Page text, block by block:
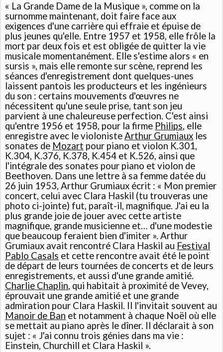
« La Grande Dame de la Musique », comme on la
surnomme maintenant, doit faire face aux
exigences d'une carrière qui effraie et épuise de
plus jeunes qu'elle. Entre 1957 et 1958, elle frôle la
mort par deux fois et est obligée de quitter la vie
musicale momentanément. Elle s'estime alors « en
sursis », mais elle remonte sur scène, reprend les
séances d'enregistrement dont quelques-unes
laissent pantois les producteurs et les ingénieurs
du son : certains mouvements d'œuvres ne
nécessitent qu'une seule prise, tant son jeu
parvient à une chaleureuse perfection. C'est ainsi
qu'entre 1956 et 1958, pour la firme Philips, elle
enregistre avec le violonisteArthur Grumiaux les
sonates de Mozart pour piano et violon K.301,
K.304, K.376, K.378, K.454 et K.526, ainsi que
l'intégrale des sonates pour piano et violon de
Beethoven. Dans une lettre à sa femme datée du
26 juin 1953, Arthur Grumiaux écrit : « Mon premier
concert, celui avec Clara Haskil (tu trouveras une
photo ci-jointe) fut, paraît-il, magnifique. J'ai eu la
plus grande joie de jouer avec cette artiste
magnifique, grande musicienne et… d'une modestie
que beaucoup feraient bien d'imiter ». Arthur
Grumiaux avait rencontré Clara Haskil au Festival
Pablo Casals et cette rencontre avait été le point
de départ de leurs tournées de concerts et de leurs
enregistrements, et aussi d'une grande amitié.
Charlie Chaplin, qui habitait à proximité de Vevey,
éprouvait une grande amitié et une grande
admiration pour Clara Haskil. Il l'invitait souvent au
Manoir de Ban et notamment à chaque Noël où elle
se mettait au piano après le dîner. Il déclarait à son
sujet : « J'ai connu trois génies dans ma vie :
Einstein, Churchill et Clara Haskil ».